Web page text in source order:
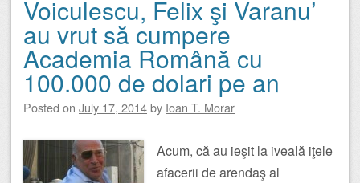
Voiculescu, Felix şi Varanu’
au vrut să cumpere
Academia Română cu
100.000 de dolari pe an
Posted on July 17, 2014by Ioan T. Morar
Acum, că au ieşit la iveală iţele
afacerii de arendaş al